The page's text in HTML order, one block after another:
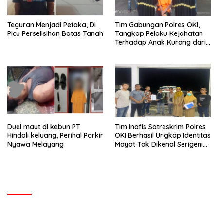
Teguran Menjadi Petaka, Di
Picu Perselisihan Batas Tanah
Tim Gabungan Polres OKI,
Tangkap Pelaku Kejahatan
Terhadap Anak Kurang dari
Duel maut di kebun PT
Hindoli keluang, Perihal Parkir
Nyawa Melayang
Tim Inafis Satreskrim Polres
OKI Berhasil Ungkap Identitas
Mayat Tak Dikenal Serigeni